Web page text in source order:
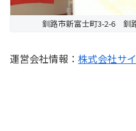
釧路市新富士町3-2-6 釧
運営会社情報： 株式会社サ